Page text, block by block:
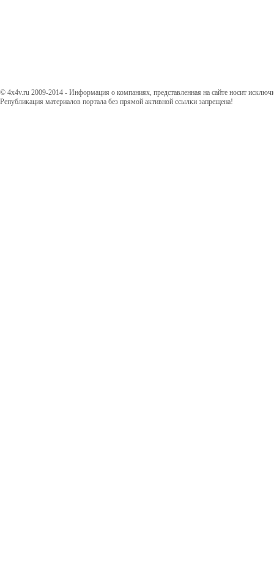
© 4x4v.ru 2009-2014 - Информация о компаниях, представленная на сайте носит
Републикация материалов портала без прямой активной ссылки запрещена!